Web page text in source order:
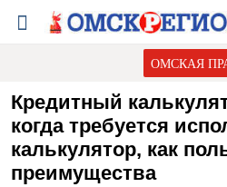
ОМСКАЯ
Кредитный
когда требуется
калькулятор, как
преимущества